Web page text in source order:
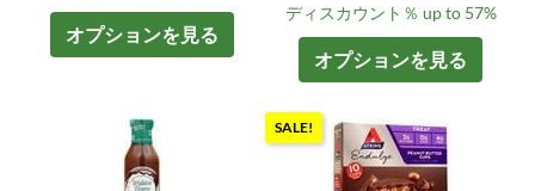
オプションを見る
ディスカウント％ up to 57%
オプションを見る
SALE!